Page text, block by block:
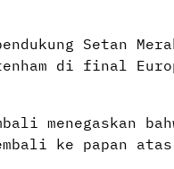
Setan
di final
menegaskan
ke papan